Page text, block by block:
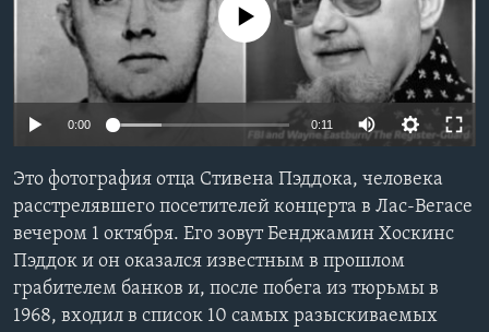
Learning English
СОЦИАЛЬНЫЕ СЕТИ
Языки
No media source currently available
0:00 0:11
Это фотография отца Стивена Пэддока, человека
расстрелявшего посетителей концерта в Лас-Вегасе
вечером 1 октября. Его зовут Бенджамин Хоскинс
Пэддок и он оказался известным в прошлом
грабителем банков и, после побега из тюрьмы в
1968, входил в список 10 самых разыскиваемых